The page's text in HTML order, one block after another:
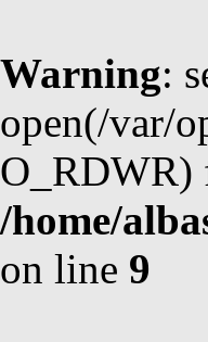
Warning:
open(/var/
O_RDWR)
/home/
on line 9